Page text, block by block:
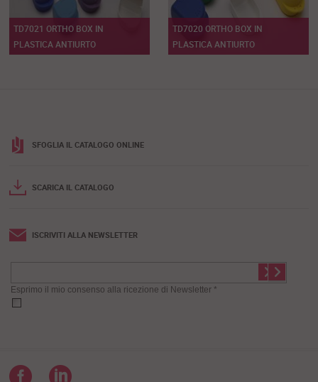
TD7021 ORTHO BOX IN
PLASTICA ANTIURTO
TD7020 ORTHO BOX IN
PLASTICA ANTIURTO
SFOGLIA IL CATALOGO ONLINE
SCARICA IL CATALOGO
ISCRIVITI ALLA NEWSLETTER
Esprimo il mio consenso alla ricezione di Newsletter *